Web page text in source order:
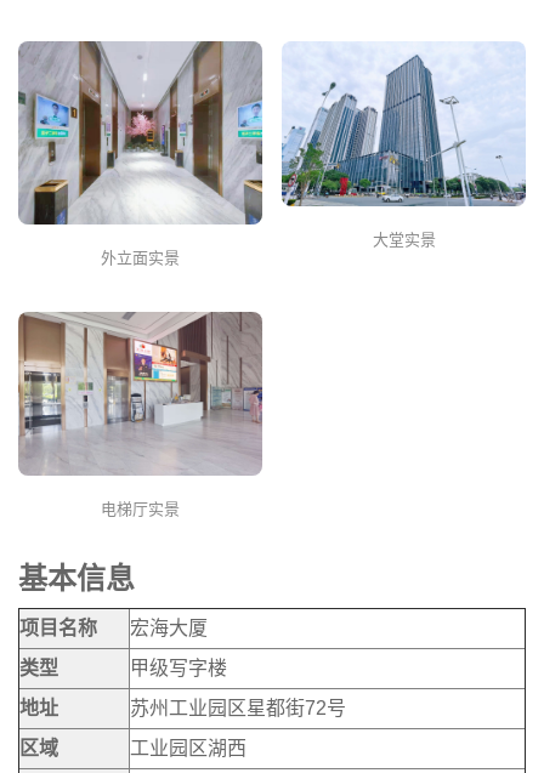
外立面实景
大堂实景
电梯厅实景
基本信息
项目名称
宏海大厦
类型
甲级写字楼
地址
苏州工业园区星都街72号
区域
工业园区湖西